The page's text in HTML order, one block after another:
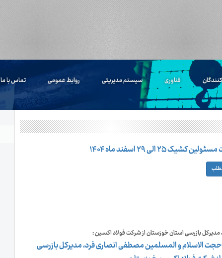
فناوری سیستم مدیریتی روابط عمومی تماس با ما
کشیک ۲۵ الی ۲۹ اسفند ماه ۱۴۰۴
مدیرکل بازرسی استان خوزستان از شرکت فولاد اکسین :
حجت الاسلام و المسلمین مصطفی انصاری‌ فرد، مدیرکل بازرسی